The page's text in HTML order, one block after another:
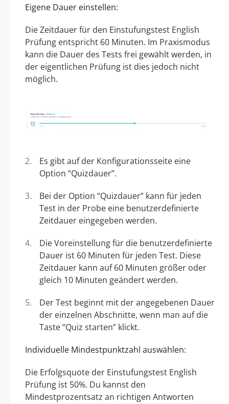
Eigene Dauer einstellen:
Die Zeitdauer für den Einstufungstest English
Prüfung entspricht 60 Minuten. Im Praxismodus
kann die Dauer des Tests frei gewählt werden, in
der eigentlichen Prüfung ist dies jedoch nicht
möglich.
Es gibt auf der Konfigurationsseite eine
Option “Quizdauer”.
Bei der Option “Quizdauer” kann für jeden
Test in der Probe eine benutzerdefinierte
Zeitdauer eingegeben werden.
Die Voreinstellung für die benutzerdefinierte
Dauer ist 60 Minuten für jeden Test. Diese
Zeitdauer kann auf 60 Minuten größer oder
gleich 10 Minuten geändert werden.
Der Test beginnt mit der angegebenen Dauer
der einzelnen Abschnitte, wenn man auf die
Taste “Quiz starten” klickt.
Individuelle Mindestpunktzahl auswählen:
Die Erfolgsquote der Einstufungstest English
Prüfung ist 50%. Du kannst den
Mindestprozentsatz an richtigen Antworten